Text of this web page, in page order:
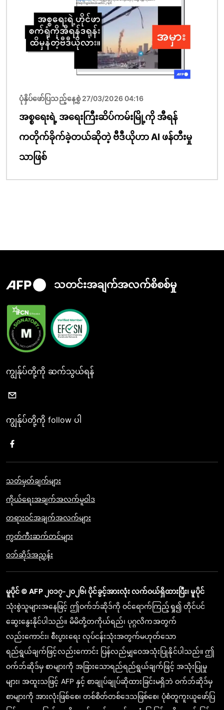
ပုံနှိပ်ဖော်ပြသည့်နေ့စွဲ 27/03/2026 04:16
အစ္စရေးရဲ့ အရေးကြီးဆိပ်ကမ်းမြို့ကို အီရန်
ကတိုက်ခိုက်ခဲ့တယ်ဆိုတဲ့ ဗီဒီယိုဟာ AI ဖန်တီးမှု
သာဖြစ်
သတင်းအချက်အလက်စိစစ်မှု
ကျွန်ုပ်တို့ကို ဆက်သွယ်ရန်
ကျွန်ုပ်တို့ကို follow ပါ
သတ်မှတ်ချက်များ
ကိုယ်ရေးအချက်အလက်မူဝါဒ
တရားဝင်အချက်အလက်များ
ကွတ်ကီးဆက်တင်များ
ဝဘ်ဆိုဒ်အညွှန်း
မူပိုင် © AFP ၂၀၁၇-၂၀၂၆၊ ပိုင်ခွင့်အားလုံး လက်ဝယ်ရှိထားပြီး၊ မူပိုင်
သုံးစွဲသူများအနေဖြင့် ဤဝက်ဘ်ဆိုဒ်ကို ဝင်ရောက်ကြည့်ရှု၍ တိုင်ပင်
ဆွေးနွေးနိုင်ပါသည်။ မိမိတို့တကိုယ်ရည်၊ ပုဂ္ဂလိကအတွက်
လည်းကောင်း၊ စီးပွားရေး လုပ်ငန်းသုံးအတွက်မဟုတ်သော
ရည်ရွယ်ချက်ဖြင့်လည်းကောင်း ပြန်လည်မျှဝေအသုံးပြုနိုင်ပါသည်။ ဤ
ဝက်ဘ်ဆိုဒ်မှ စာများကို အခြားသောရည်ရည်ရွယ်ချက်ဖြင့် အသုံးပြုမှု
များ၊ အထူးသဖြင့် AFP နှင့် စာချုပ်ချုပ်ဆိုထားခြင်းမရှိဘဲ ဝက်ဘ်ဆိုဒ်မှ
စာများကို အားလုံးဖြစ်စေ၊ တစ်စိတ်တစ်ဒေသဖြစ်စေ၊ ပုံစံတူကူးယူဖော်ပြ